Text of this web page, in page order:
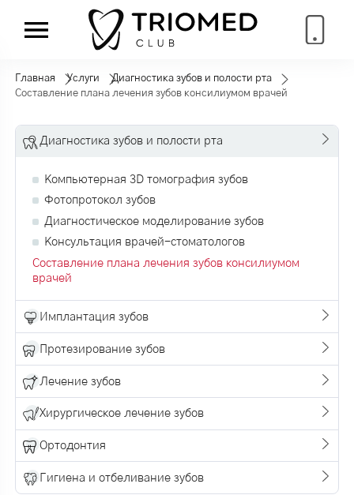
Главная Услуги
Диагностика зубов и полости рта
Составление плана лечения зубов консилиумом врачей
Диагностика зубов и полости рта
Компьютерная 3D томография зубов
Фотопротокол зубов
Диагностическое моделирование зубов
Консультация врачей-стоматологов
Составление плана лечения зубов консилиумом
врачей
Имплантация зубов
Протезирование зубов
Лечение зубов
Хирургическое лечение зубов
Ортодонтия
Гигиена и отбеливание зубов